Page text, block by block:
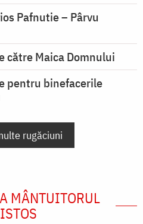
Pafnutie – Pârvu
către Maica Domnului
pentru binefacerile
rugăciuni
MÂNTUITORUL